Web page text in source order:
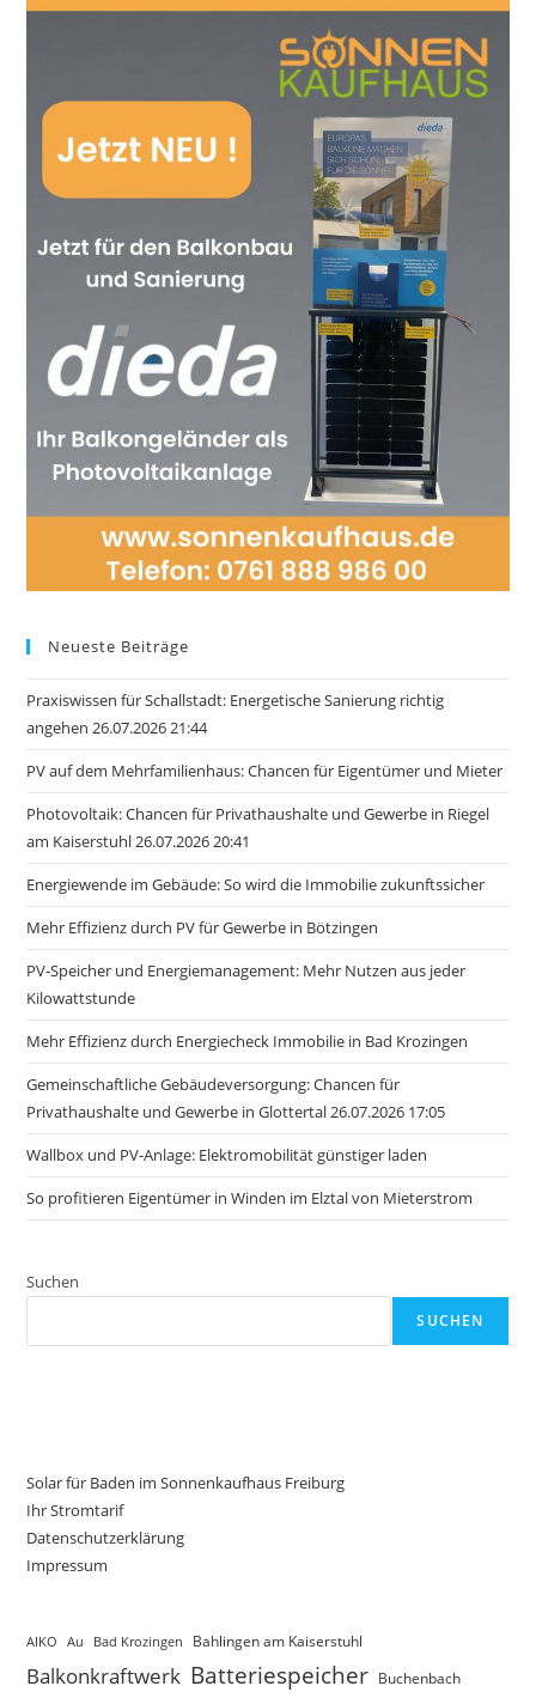
Neueste Beiträge
Praxiswissen für Schallstadt: Energetische Sanierung richtig
angehen 26.07.2026 21:44
PV auf dem Mehrfamilienhaus: Chancen für Eigentümer und Mieter
Photovoltaik: Chancen für Privathaushalte und Gewerbe in Riegel
am Kaiserstuhl 26.07.2026 20:41
Energiewende im Gebäude: So wird die Immobilie zukunftssicher
Mehr Effizienz durch PV für Gewerbe in Bötzingen
PV-Speicher und Energiemanagement: Mehr Nutzen aus jeder
Kilowattstunde
Mehr Effizienz durch Energiecheck Immobilie in Bad Krozingen
Gemeinschaftliche Gebäudeversorgung: Chancen für
Privathaushalte und Gewerbe in Glottertal 26.07.2026 17:05
Wallbox und PV-Anlage: Elektromobilität günstiger laden
So profitieren Eigentümer in Winden im Elztal von Mieterstrom
Suchen
SUCHEN
Solar für Baden im Sonnenkaufhaus Freiburg
Ihr Stromtarif
Datenschutzerklärung
Impressum
AIKO Au Bad Krozingen Bahlingen am Kaiserstuhl
Balkonkraftwerk Batteriespeicher Buchenbach